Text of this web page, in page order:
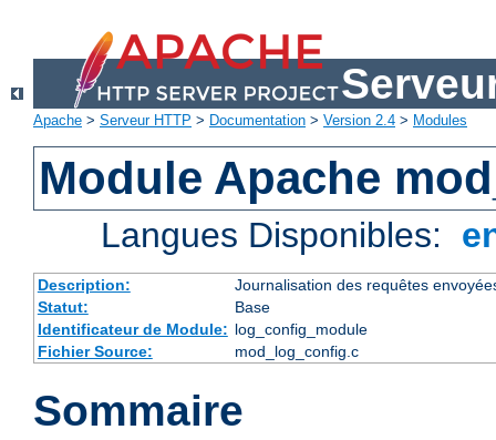
Apache > Serveur HTTP > Documentation > Version 2.4 > Modules
Module Apache
Langues Disponibles:
Description:
Journalisation des requêtes
Statut:
Base
Identificateur de Module: log_config_module
Fichier Source:
mod_log_config.c
Sommaire